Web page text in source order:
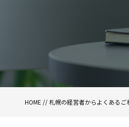
HOME //札幌の経営者からよくあるご